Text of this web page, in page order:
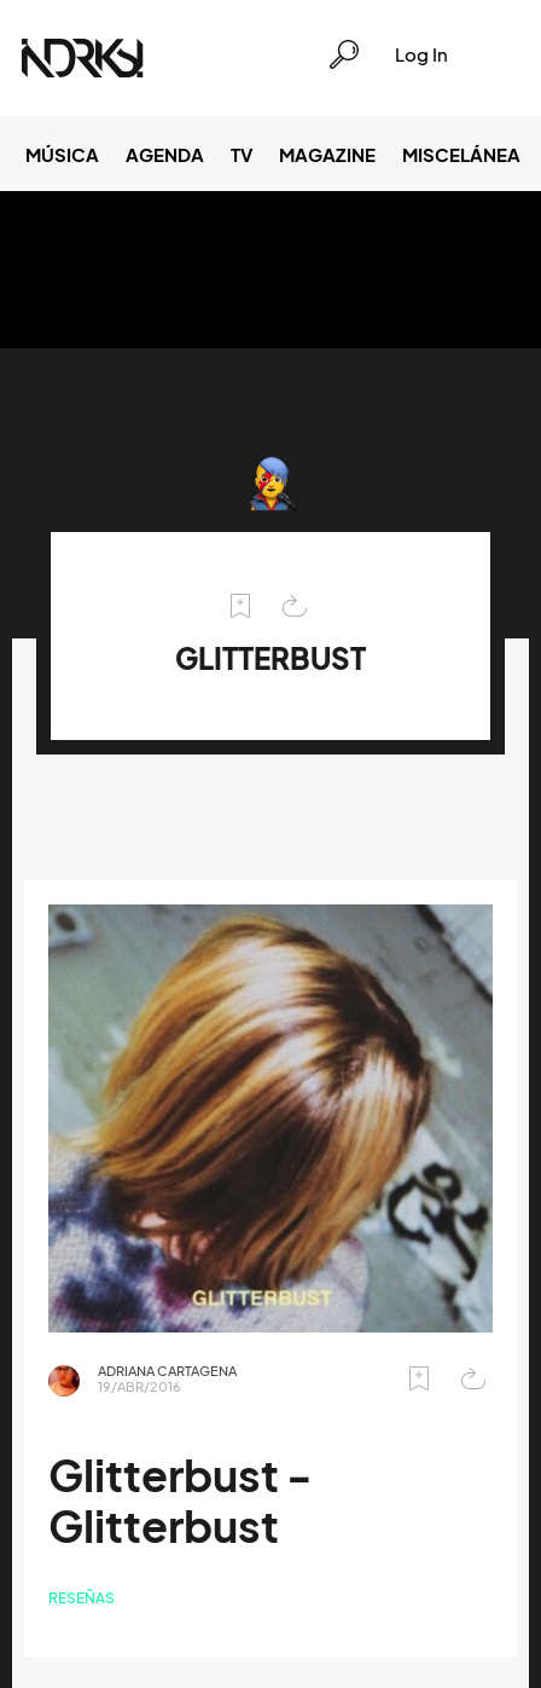
Log In
MÚSICA AGENDA TV MAGAZINE MISCELÁNEA
GLITTERBUST
ADRIANA CARTAGENA
19/ABR/2016
Glitterbust -
Glitterbust
RESEÑAS